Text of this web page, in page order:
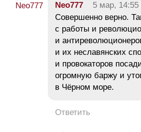
Neo777 5 мар, 14:55
Совершенно верно.
с работы и
и
и их неславянских
и провокаторов
огромную баржу и
в Чёрном море.
Ответить